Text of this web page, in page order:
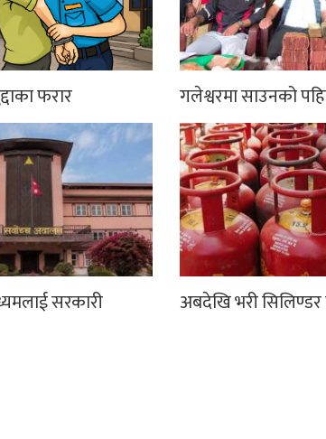
फरार गलेश्वरमा साउनको
सरकारी
अबदेखि भरी सिलिण्डर